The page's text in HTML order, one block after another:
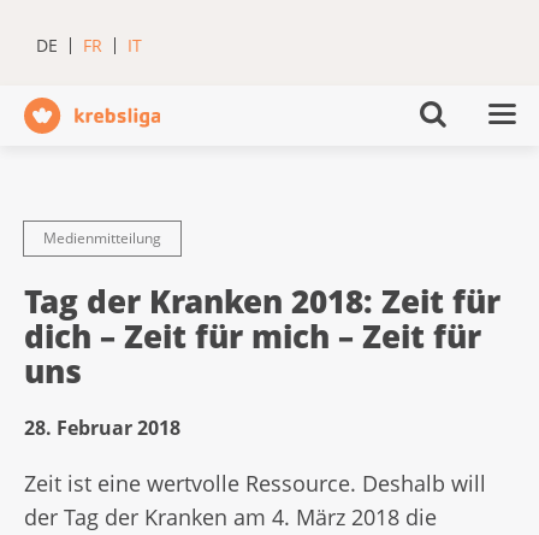
DE FR IT
Medienmitteilung
Tag der Kranken 2018: Zeit für
dich – Zeit für mich – Zeit für
uns
28. Februar 2018
Zeit ist eine wertvolle Ressource. Deshalb will
der Tag der Kranken am 4. März 2018 die